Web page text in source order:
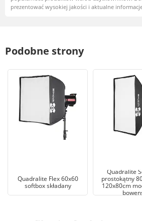
prezentować wysokiej jakości i aktualne
Podobne strony
Quadralite Flex 60x60
softbox składany
Quadralite
prostokątny
120x80cm